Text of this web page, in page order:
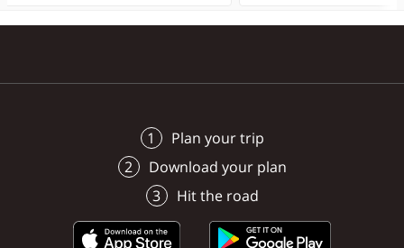
Plan your trip
Download your plan
Hit the road